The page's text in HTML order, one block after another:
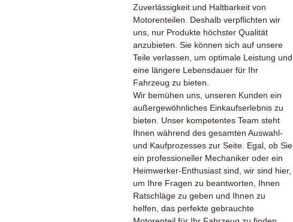
Zuverlässigkeit und Haltbarkeit von
Motorenteilen. Deshalb verpflichten wir
uns, nur Produkte höchster Qualität
anzubieten. Sie können sich auf unsere
Teile verlassen, um optimale Leistung und
eine längere Lebensdauer für Ihr
Fahrzeug zu bieten.
Wir bemühen uns, unseren Kunden ein
außergewöhnliches Einkaufserlebnis zu
bieten. Unser kompetentes Team steht
Ihnen während des gesamten Auswahl-
und Kaufprozesses zur Seite. Egal, ob Sie
ein professioneller Mechaniker oder ein
Heimwerker-Enthusiast sind, wir sind hier,
um Ihre Fragen zu beantworten, Ihnen
Ratschläge zu geben und Ihnen zu
helfen, das perfekte gebrauchte